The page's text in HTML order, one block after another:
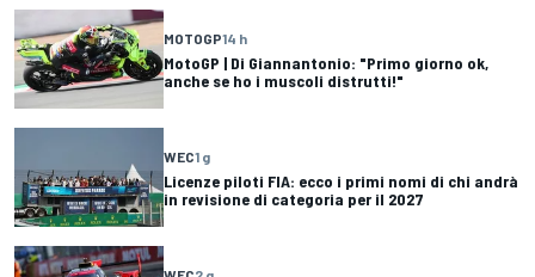
MOTOGP14 h
MotoGP | Di Giannantonio: "Primo giorno ok,
anche se ho i muscoli distrutti!"
WEC1 g
Licenze piloti FIA: ecco i primi nomi di chi andrà
in revisione di categoria per il 2027